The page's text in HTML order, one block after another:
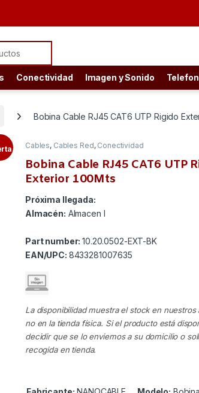
Conectividad Imagen y Sonido
Bobina Cable RJ45 CAT6 UTP Rigido
Cables, Cables Red, Conectividad
Bobina Cable RJ45 CAT6 UTP
Exterior 100Mts
Próxima llegada:
Almacén: Almacen I
Part number:10.20.0502-EXT-BK
EAN/UPC: 8433281007635
La disponibilidad muestra el stock en nuestros
no en la tienda física. Si el producto está
decidir que se lo enviemos a su domicilio o
recogida en tienda.